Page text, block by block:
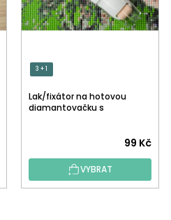
3 + 1
Lak/fixátor na hotovou
diamantovačku s
hodnocení
produktu
je
99 Kč
VYBRAT